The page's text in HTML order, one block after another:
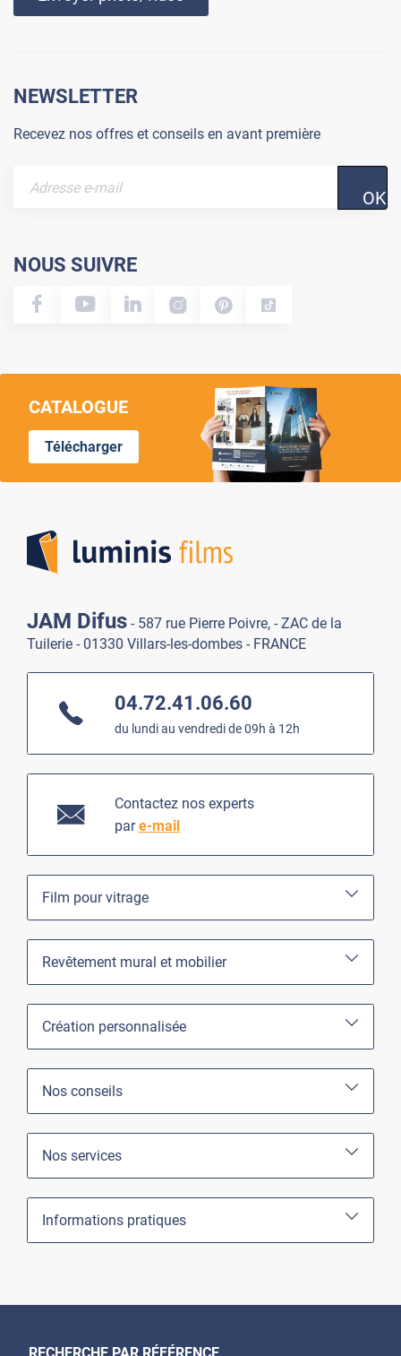
NEWSLETTER
Recevez nos offres et conseils en avant première
OK
NOUS SUIVRE
CATALOGUE
Télécharger
JAM Difus - 587 rue Pierre Poivre, - ZAC de la
Tuilerie - 01330 Villars-les-dombes - FRANCE
04.72.41.06.60
du lundi au vendredi de 09h à 12h
Contactez nos experts
pare-mail
Film pour vitrage
Revêtement mural et mobilier
Création personnalisée
Nos conseils
Nos services
Informations pratiques